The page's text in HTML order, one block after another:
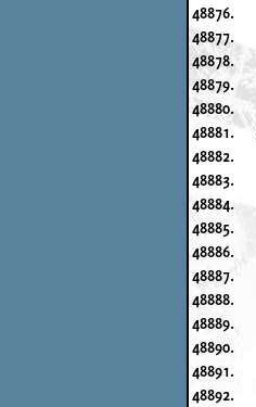
48876.
48877.
48878.
48879.
48880.
48881.
48882.
48883.
48884.
48885.
48886.
48887.
48888.
48889.
48890.
48891.
48892.